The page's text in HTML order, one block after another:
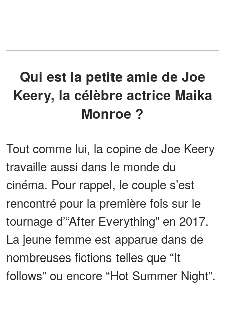
Qui est la petite amie de Joe
Keery, la célèbre actrice Maika
Monroe ?
Tout comme lui, la copine de Joe Keery
travaille aussi dans le monde du
cinéma. Pour rappel, le couple s’est
rencontré pour la première fois sur le
tournage d’“After Everything” en 2017.
La jeune femme est apparue dans de
nombreuses fictions telles que “It
follows” ou encore “Hot Summer Night”.